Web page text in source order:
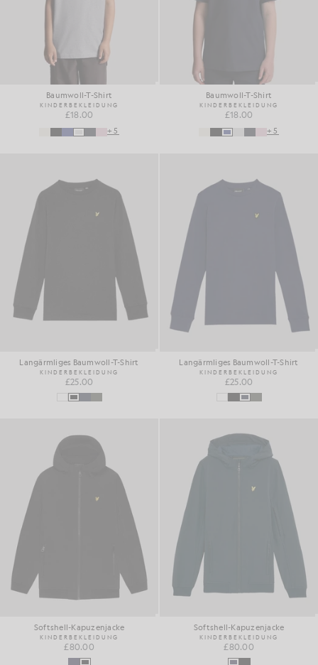
Baumwoll-T-Shirt
KINDERBEKLEIDUNG
£18.00
+5
Baumwoll-T-Shirt
KINDERBEKLEIDUNG
£18.00
+5
Langärmliges Baumwoll-T-Shirt
KINDERBEKLEIDUNG
£25.00
Langärmliges Baumwoll-T-Shirt
KINDERBEKLEIDUNG
£25.00
Softshell-Kapuzenjacke
KINDERBEKLEIDUNG
£80.00
Softshell-Kapuzenjacke
KINDERBEKLEIDUNG
£80.00